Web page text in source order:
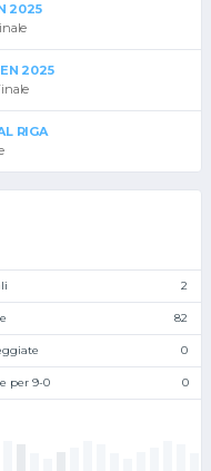
2025
2025
RIGA
2
82
0
per 9-0 0